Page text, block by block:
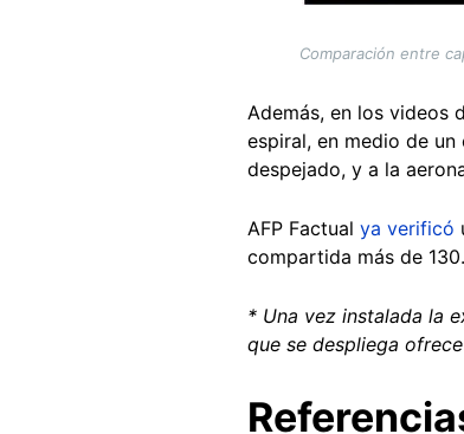
Comparación entre
Además, en los videos
espiral, en medio de
despejado, y a la
AFP Factual ya verificó
compartida más de
* Una vez instalada la
que se despliega